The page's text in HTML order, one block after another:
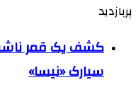
پربازدید
کشف یک قمر
سیارک «نیسا»